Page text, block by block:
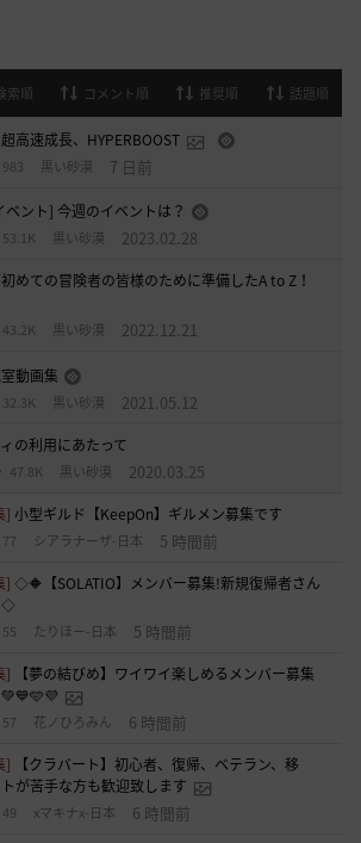
索順 コメント順 推奨順 話題順
高速成長、HYPERBOOST
983 黒い砂漠 7 日前
ベント] 今週のイベントは？
53.1K 黒い砂漠 2023.02.28
めての冒険者の皆様のために準備したA to Z！
43.2K 黒い砂漠 2022.12.21
動画集
32.3K 黒い砂漠 2021.05.12
の利用にあたって
47.8K 黒い砂漠 2020.03.25
]小型ギルド【KeepOn】ギルメン募集です
77 シアラナーザ-日本 5 時間前
]◇🔶【SOLATIO】メンバー募集!新規復帰者さん
55 たりほー-日本 5 時間前
]
【夢の結びめ】ワイワイ楽しめるメンバー募集
57 花ノひろみん 6 時間前
]
【クラバート】初心者、復帰、ベテラン、移
が苦手な方も歓迎致します
49 xマキナx-日本 6 時間前